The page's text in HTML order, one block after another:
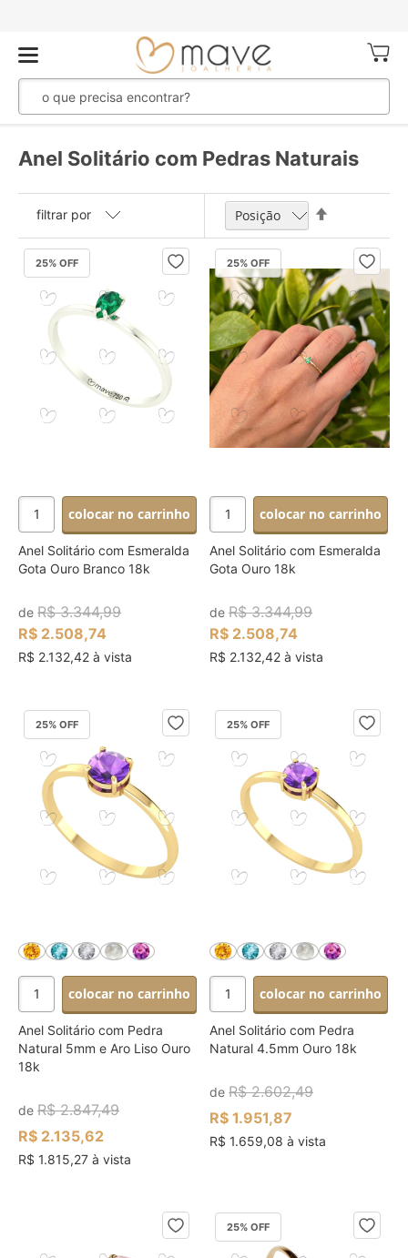
Meu
Anel Solitário com Pedras Naturais
Definir
Decrescente
25% OFF
colocar no carrinho
Anel Solitário com Esmeralda
Gota Ouro Branco 18k
de R$ 3.344,99
R$ 2.508,74
R$ 2.132,42 à vista
25% OFF
colocar no carrinho
Anel Solitário com Esmeralda
Gota Ouro 18k
deR$ 3.344,99
R$ 2.508,74
R$ 2.132,42 à vista
25% OFF
colocar no carrinho
Anel Solitário com Pedra
Natural 5mm e Aro Liso Ouro
18k
de R$ 2.847,49
R$ 2.135,62
R$ 1.815,27 à vista
25% OFF
colocar no carrinho
Anel Solitário com Pedra
Natural 4.5mm Ouro 18k
deR$ 2.602,49
R$ 1.951,87
R$ 1.659,08 à vista
25% OFF
filtrar por